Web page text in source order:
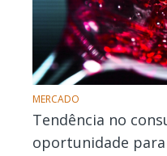
MERCADO
Tendência no
oportunidade